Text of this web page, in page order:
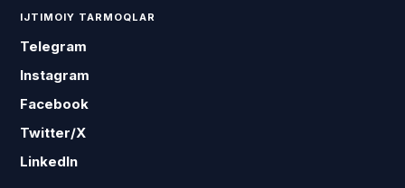
IJTIMOIY TARMOQLAR
Telegram
Instagram
Facebook
Twitter/X
LinkedIn